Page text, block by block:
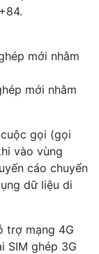
mới nhằm
gọi (gọi
vào vùng
cáo chuyển
dữ liệu di
trợ mạng 4G
SIM ghép 3G